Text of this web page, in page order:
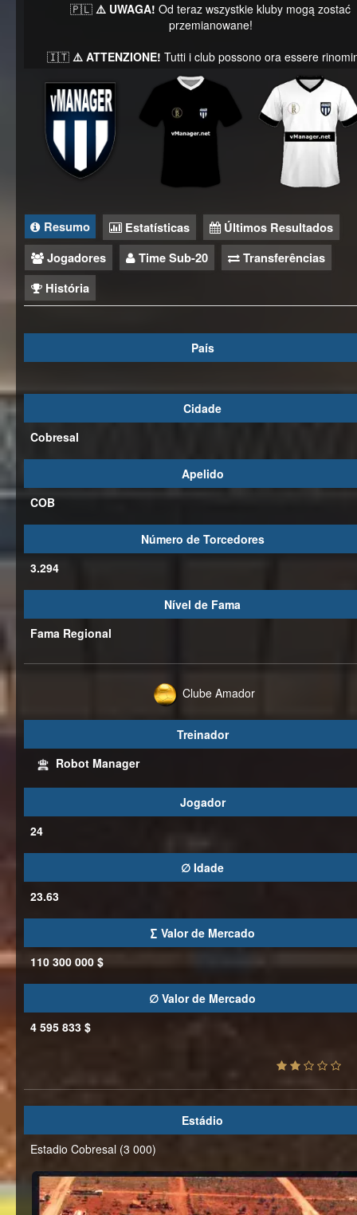
🇵🇱 ⚠️ UWAGA! Od teraz wszystkie kluby mogą zostać
przemianowane!
🇮🇹 ⚠️ ATTENZIONE! Tutti i club possono ora essere
Resumo Estatísticas
Últimos Resultados
Jogadores
Time Sub-20
Transferências
História
País
Cidade
Cobresal
Apelido
COB
Número de Torcedores
3.294
Nível de Fama
Fama Regional
Clube Amador
Treinador
Robot Manager
Jogador
24
∅ Idade
23.63
∑ Valor de Mercado
110 300 000 $
∅ Valor de Mercado
4 595 833 $
Estádio
Estadio Cobresal (3 000)